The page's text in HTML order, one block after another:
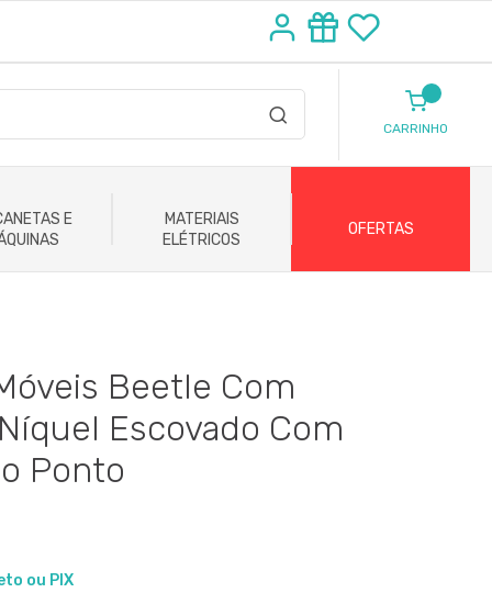
CARRINHO
E
MATERIAIS
ELÉTRICOS
OFERTAS
Beetle Com
Escovado Com
Ponto
ou PIX